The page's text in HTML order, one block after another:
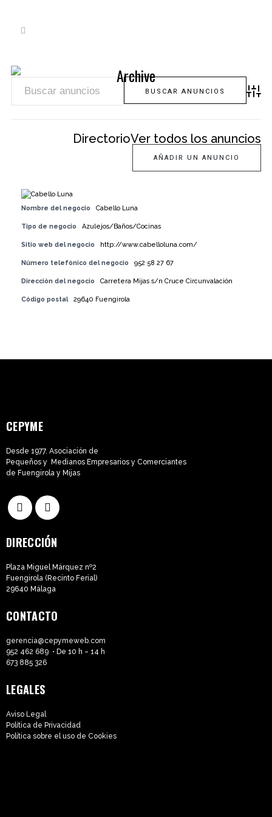
Archive
DirectorioVer todos los anuncios
AÑADIR UN ANUNCIO
Nombre del negocio Cabello Luna
Tipo de negocio Azulejos/Baños/Cocinas
Sitio web del negocio http://www.cabelloluna.com/
Número telefónico del negocio 952 58 27 67
Dirección del negocio Carretera Mijas s/n Cruce Circunvalación
Código postal 29640 Fuengirola
CEPYME
Desde 1977. Asociación de
Pequeños y Medianos Empresarios y Comerciantes
de Fuengirola y Mijas
DIRECCIÓN
Plaza Miguel Márquez nº2
Fuengirola (Recinto Ferial)
29640 Málaga
CONTACTO
gerencia@cepymeweb.com
952 462 689 • De 10 h – 14 h
673 885 326
LEGALES
Aviso Legal
Política de Privacidad
Política sobre el uso de Cookies